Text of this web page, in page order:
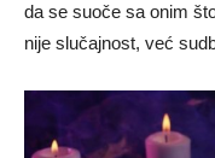
da se suoče sa onim
nije slučajnost, već